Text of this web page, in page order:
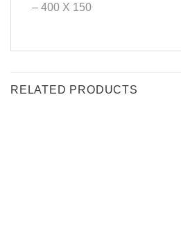
– 400 X 150
RELATED PRODUCTS